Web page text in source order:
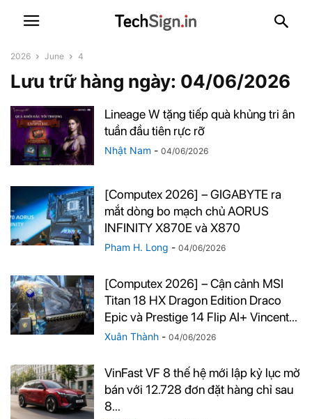
2026 June 4
Lưu trữ hàng ngày: 04/06/2026
Lineage W tặng tiếp quà khủng tri ân
tuần đầu tiên rực rỡ
Nhật Nam - 04/06/2026
[Computex 2026] – GIGABYTE ra
mắt dòng bo mạch chủ AORUS
INFINITY X870E và X870
Pham H. Long - 04/06/2026
[Computex 2026] – Cận cảnh MSI
Titan 18 HX Dragon Edition Draco
Epic và Prestige 14 Flip AI+ Vincent...
Xuân Thành - 04/06/2026
VinFast VF 8 thế hệ mới lập kỷ lục mở
bán với 12.728 đơn đặt hàng chỉ sau
8...